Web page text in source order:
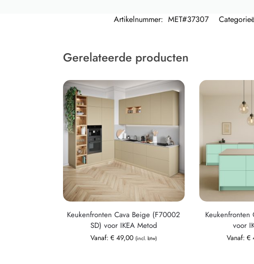
Artikelnummer: MET#37307
Gerelateerde producten
Keukenfronten Cava Beige (F70002
SD) voor IKEA Metod
Vanaf:€ 49,00 (incl. btw)
Keukenfronten
voor
Vanaf: €